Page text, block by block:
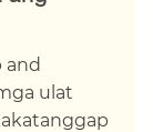
and
ulat